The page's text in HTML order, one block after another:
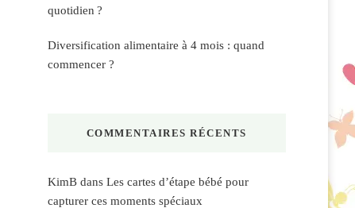
quotidien ?
Diversification alimentaire à 4 mois : quand
commencer ?
COMMENTAIRES RÉCENTS
KimBdans Les cartes d’étape bébé pour
capturer ces moments spéciaux